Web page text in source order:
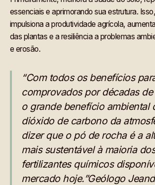
essenciais e aprimorando sua estrutura.
impulsiona a produtividade agrícola,
das plantas e a resiliência a problemas
e erosão.
“Com todos os benefícios
comprovados por décadas
o grande benefício ambiental
dióxido de carbono da
dizer que o pó de rocha é a
mais sustentável à maioria
fertilizantes químicos
mercado hoje.”Geólogo